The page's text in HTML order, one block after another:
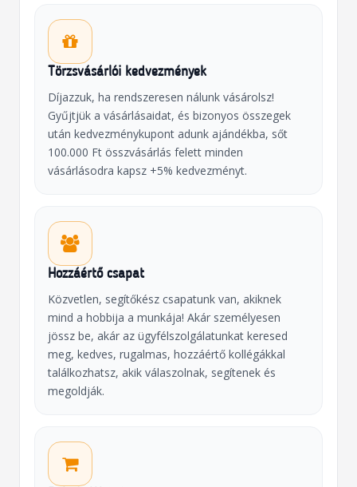
Törzsvásárlói kedvezmények
Díjazzuk, ha rendszeresen nálunk vásárolsz!
Gyűjtjük a vásárlásaidat, és bizonyos összegek
után kedvezménykupont adunk ajándékba, sőt
100.000 Ft összvásárlás felett minden
vásárlásodra kapsz +5% kedvezményt.
Hozzáértő csapat
Közvetlen, segítőkész csapatunk van, akiknek
mind a hobbija a munkája! Akár személyesen
jössz be, akár az ügyfélszolgálatunkat keresed
meg, kedves, rugalmas, hozzáértő kollégákkal
találkozhatsz, akik válaszolnak, segítenek és
megoldják.